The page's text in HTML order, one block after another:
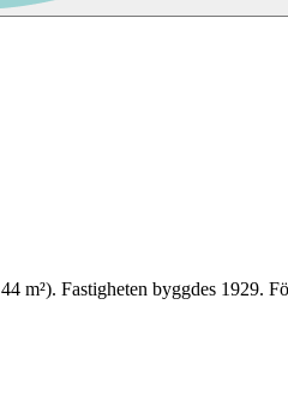
44 m²). Fastigheten byggdes 1929.